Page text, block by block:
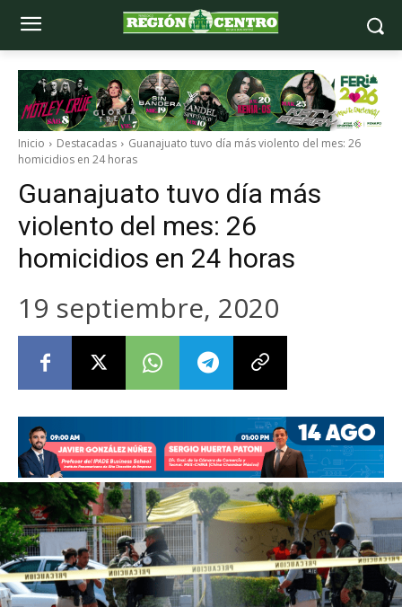
Inicio Destacadas
Guanajuato tuvo día más violento del mes: 26
homicidios en 24 horas
Guanajuato tuvo día más
violento del mes: 26
homicidios en 24 horas
19 septiembre, 2020